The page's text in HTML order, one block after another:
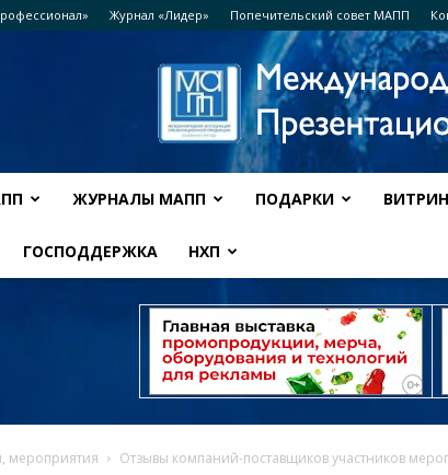
Журнал «Лидер» Попечительский совет МАПП
ЖУРНАЛЫ МАПП ПОДАРКИ
ГОСПОДДЕРЖКА НХП
мероприятия Отзывы компаний-поставщиков участников